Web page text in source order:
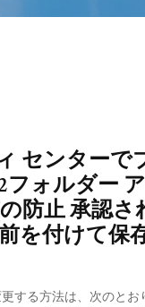
センター
フォルダー
防止 承認
を付けて保
する方法は、次のと